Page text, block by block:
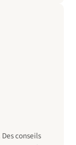
conseils